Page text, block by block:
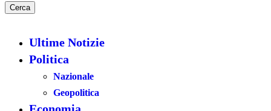
Cerca
Ultime Notizie
Politica
Nazionale
Geopolitica